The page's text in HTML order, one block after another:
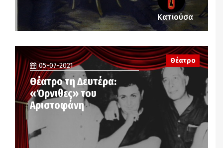
Κατιούσα
05-07-2021
Θέατρο τη Δευτέρα:
«Όρνιθες» του
Αριστοφάνη
Θέατρο